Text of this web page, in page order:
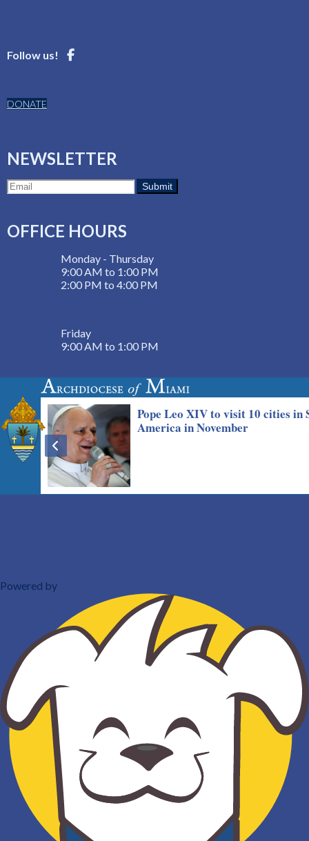
Follow us!
DONATE
NEWSLETTER
OFFICE HOURS
Monday - Thursday
9:00 AM to 1:00 PM
2:00 PM to 4:00 PM
Friday
9:00 AM to 1:00 PM
Powered by